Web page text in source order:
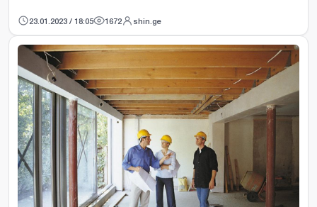
მთავარია, ეფექტური ხერხები. გთავაზობთ რამდენიმე
მათგანს, რომელიც …
23.01.2023 / 18:05 1672 shin.ge